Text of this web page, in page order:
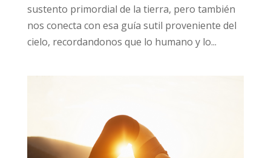
sustento primordial de la tierra, pero también
nos conecta con esa guía sutil proveniente del
cielo, recordandonos que lo humano y lo...